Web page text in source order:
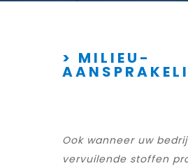
> MILIEU-
Ook wanneer uw
vervuilende stoffen